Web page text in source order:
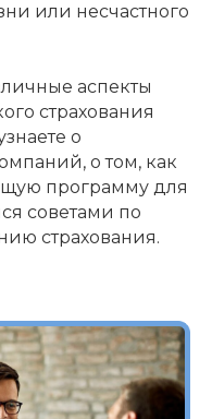
или несчастного
аспекты
страхования
о
о том, как
программу для
советами по
страхования.